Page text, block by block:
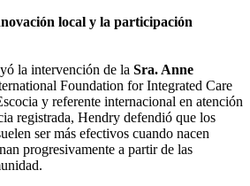
local y la participación
la intervención de la Sra. Anne
Foundation for Integrated Care
y referente internacional en atención
registrada, Hendry defendió que los
ser más efectivos cuando nacen
progresivamente a partir de las